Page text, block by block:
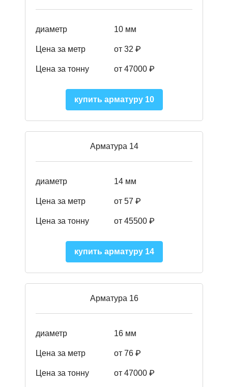
диаметр 10 мм
Цена за метр от 32 ₽
Цена за тонну от 47000 ₽
купить арматуру 10
Арматура 14
диаметр 14 мм
Цена за метр от 57 ₽
Цена за тонну от 45500 ₽
купить арматуру 14
Арматура 16
диаметр 16 мм
Цена за метр от 76 ₽
Цена за тонну от 47000 ₽